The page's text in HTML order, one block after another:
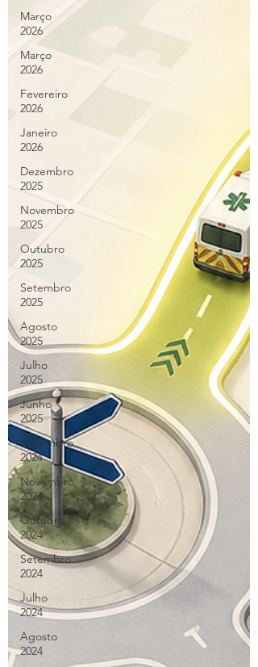
Março
2026
Março
2026
Fevereiro
2026
Janeiro
2026
Dezembro
2025
Novembro
2025
Outubro
2025
Setembro
2025
Agosto
2025
Julho
2025
Junho
2025
Dezembro
2024
Novembro
2024
Outubro
2024
Setembro
2024
Julho
2024
Agosto
2024